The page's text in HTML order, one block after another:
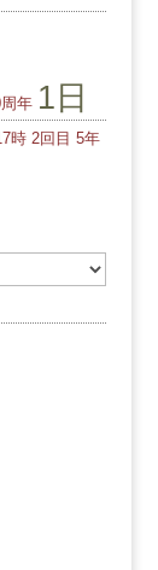
年 1日
時 2回目 5年